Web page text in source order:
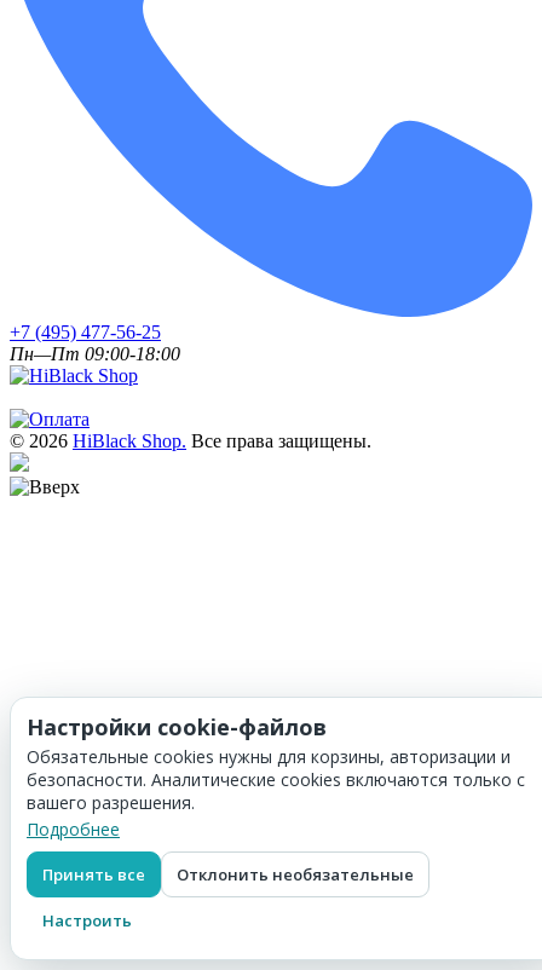
+7 (495) 477-56-25
Пн—Пт 09:00-18:00
© 2026 HiBlack Shop. Все права защищены.
Настройки cookie-файлов
Обязательные cookies нужны для корзины, авторизации и
безопасности. Аналитические cookies включаются только с
вашего разрешения.
Подробнее
Принять все Отклонить необязательные
Настроить